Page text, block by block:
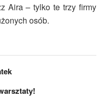
Aira – tylko te trzy firmy
osób.